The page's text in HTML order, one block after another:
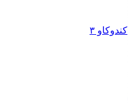
کندوکاو ۳